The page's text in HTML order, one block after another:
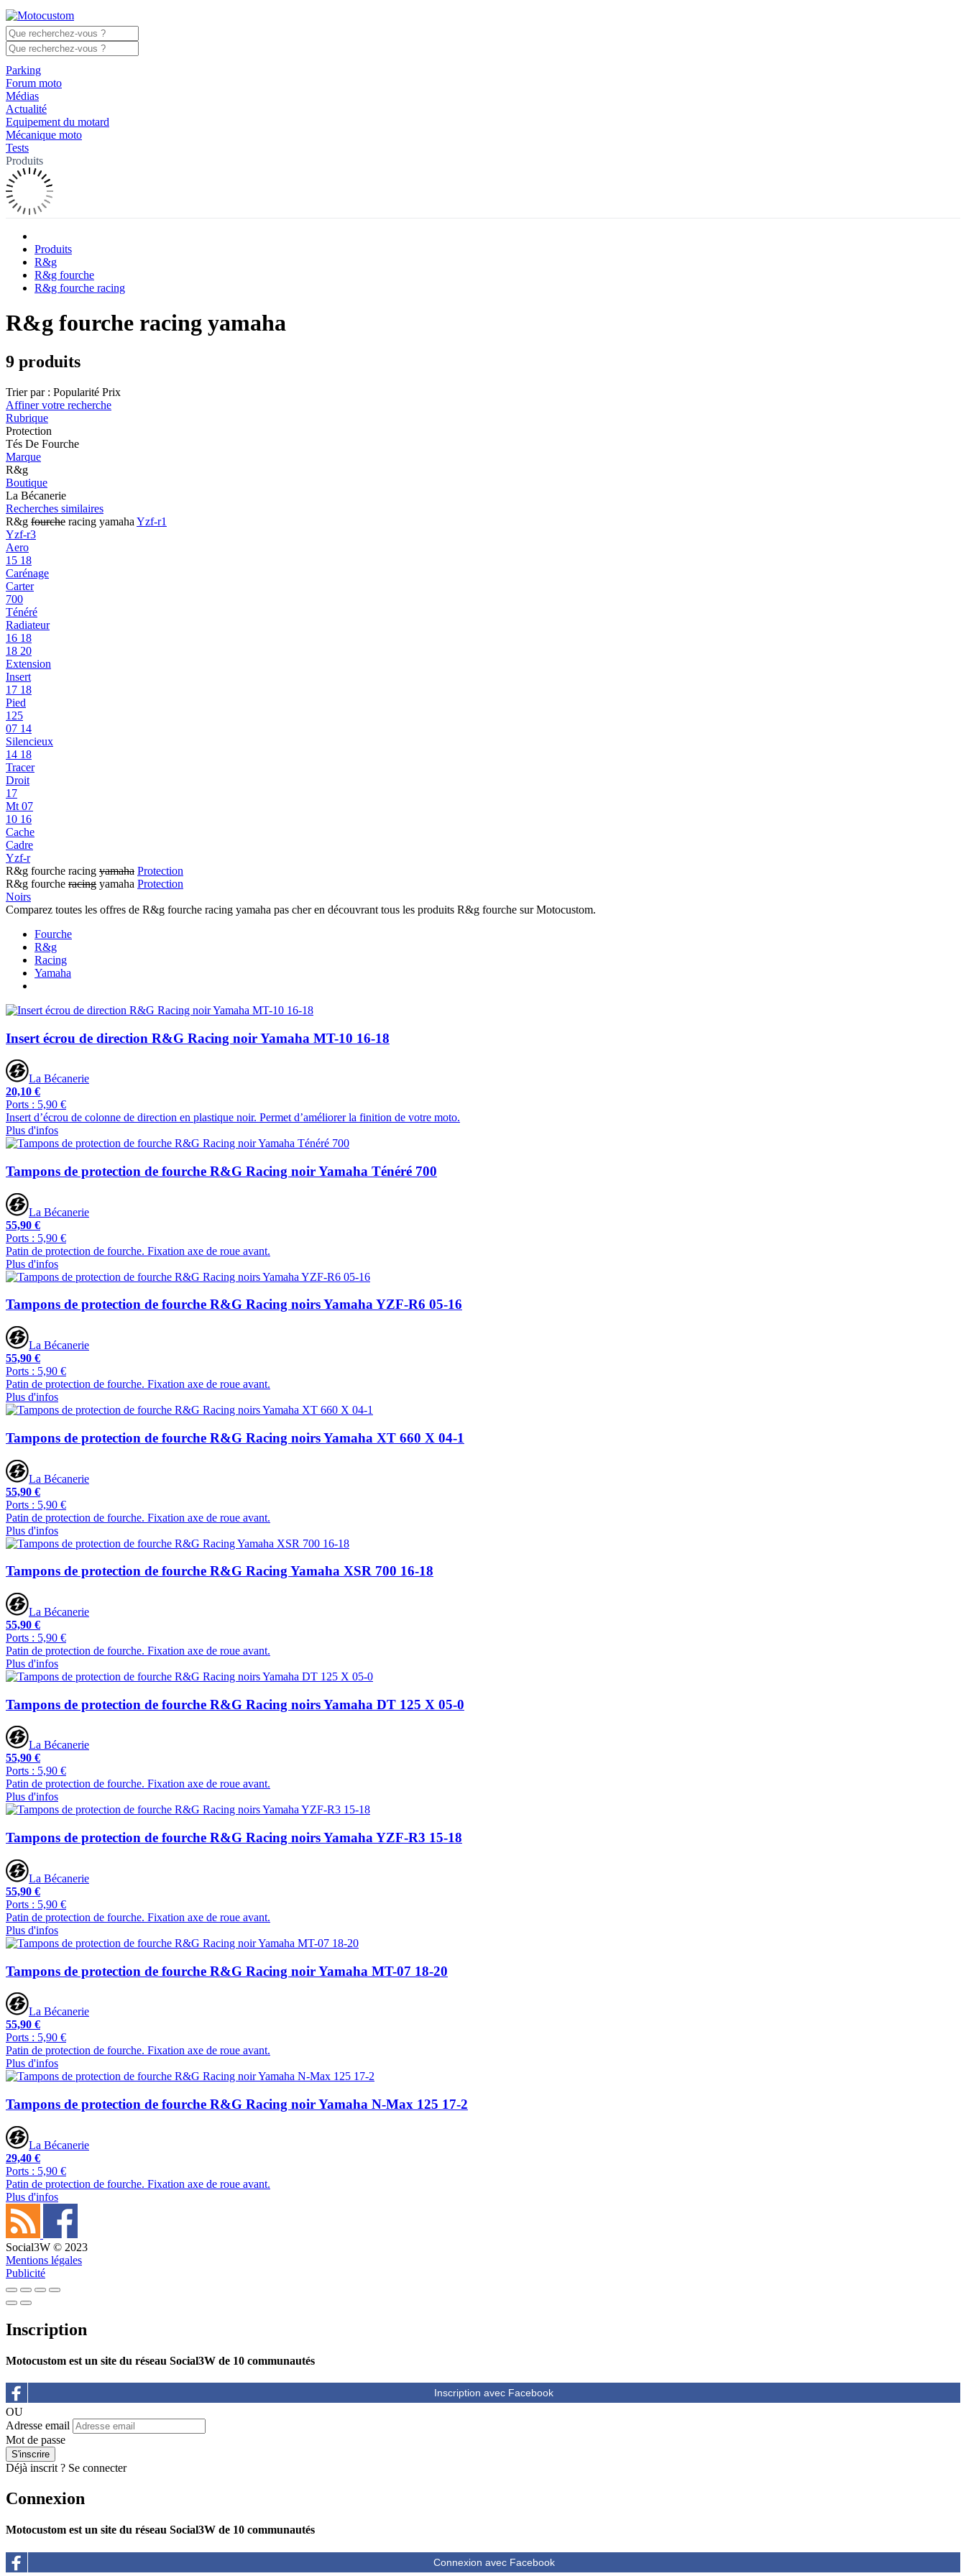
Parking
Forum moto
Médias
Actualité
Equipement du motard
Mécanique moto
Tests
Produits
Produits
R&g
R&g fourche
R&g fourche racing
R&g fourche racing yamaha
9 produits
Trier par : Popularité Prix
Affiner votre recherche
Rubrique
Protection
Tés De Fourche
Marque
R&g
Boutique
La Bécanerie
Recherches similaires
R&g fourche racing yamaha Yzf-r1
Yzf-r3
Aero
15 18
Carénage
Carter
700
Ténéré
Radiateur
16 18
18 20
Extension
Insert
17 18
Pied
125
07 14
Silencieux
14 18
Tracer
Droit
17
Mt 07
10 16
Cache
Cadre
Yzf-r
R&g fourche racing yamaha Protection
R&g fourche racing yamaha Protection
Noirs
Comparez toutes les offres de R&g fourche racing yamaha pas cher en découvrant tous les produits R&g fourche sur Motocustom.
Fourche
R&g
Racing
Yamaha
Insert écrou de direction R&G Racing noir Yamaha MT-10 16-18
La Bécanerie
20,10 €
Ports : 5,90 €
Insert d’écrou de colonne de direction en plastique noir. Permet d’améliorer la finition de votre moto.
Plus d'infos
Tampons de protection de fourche R&G Racing noir Yamaha Ténéré 700
La Bécanerie
55,90 €
Ports : 5,90 €
Patin de protection de fourche. Fixation axe de roue avant.
Plus d'infos
Tampons de protection de fourche R&G Racing noirs Yamaha YZF-R6 05-16
La Bécanerie
55,90 €
Ports : 5,90 €
Patin de protection de fourche. Fixation axe de roue avant.
Plus d'infos
Tampons de protection de fourche R&G Racing noirs Yamaha XT 660 X 04-1
La Bécanerie
55,90 €
Ports : 5,90 €
Patin de protection de fourche. Fixation axe de roue avant.
Plus d'infos
Tampons de protection de fourche R&G Racing Yamaha XSR 700 16-18
La Bécanerie
55,90 €
Ports : 5,90 €
Patin de protection de fourche. Fixation axe de roue avant.
Plus d'infos
Tampons de protection de fourche R&G Racing noirs Yamaha DT 125 X 05-0
La Bécanerie
55,90 €
Ports : 5,90 €
Patin de protection de fourche. Fixation axe de roue avant.
Plus d'infos
Tampons de protection de fourche R&G Racing noirs Yamaha YZF-R3 15-18
La Bécanerie
55,90 €
Ports : 5,90 €
Patin de protection de fourche. Fixation axe de roue avant.
Plus d'infos
Tampons de protection de fourche R&G Racing noir Yamaha MT-07 18-20
La Bécanerie
55,90 €
Ports : 5,90 €
Patin de protection de fourche. Fixation axe de roue avant.
Plus d'infos
Tampons de protection de fourche R&G Racing noir Yamaha N-Max 125 17-2
La Bécanerie
29,40 €
Ports : 5,90 €
Patin de protection de fourche. Fixation axe de roue avant.
Plus d'infos
Social3W © 2023
Mentions légales
Publicité
Inscription
Motocustom est un site du réseau Social3W de 10 communautés
OU
Adresse email
Mot de passe
Déjà inscrit ? Se connecter
Connexion
Motocustom est un site du réseau Social3W de 10 communautés